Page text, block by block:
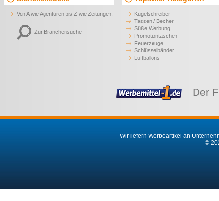
Von A wie Agenturen bis Z wie Zeitungen.
Zur Branchensuche
Kugelschreiber
Tassen / Becher
Süße Werbung
Promotiontaschen
Feuerzeuge
Schlüsselbänder
Luftballons
Der
Wir liefern Werbeartikel an
©